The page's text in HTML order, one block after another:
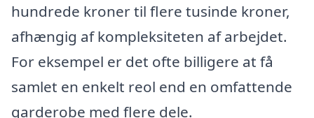
hundrede kroner til flere tusinde kroner,
afhængig af kompleksiteten af arbejdet.
For eksempel er det ofte billigere at få
samlet en enkelt reol end en omfattende
garderobe med flere dele.